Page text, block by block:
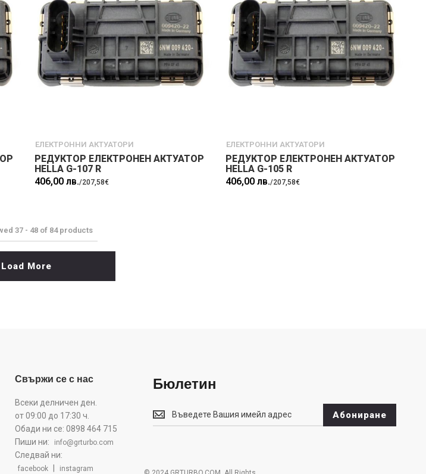
ЕЛЕКТРОННИ АКТУАТОРИ
РЕДУКТОР ЕЛЕКТРОНЕН АКТУАТОР
HELLA G-107 R
406,00 лв./207,58€
ЕЛЕКТРОННИ АКТУАТОРИ
РЕДУКТОР ЕЛЕКТРОНЕН АКТУАТОР
HELLA G-105 R
406,00 лв./207,58€
37- 48of 84products
Load More
Бюлетин
Бюлетин
Абониране
Свържи се с нас
Всеки делничен ден.
от 09:00 до 17:30 ч.
Обади ни се: 0898 464 715
Пиши ни:
info@grturbo.com
Следвай ни:
facebook instagram